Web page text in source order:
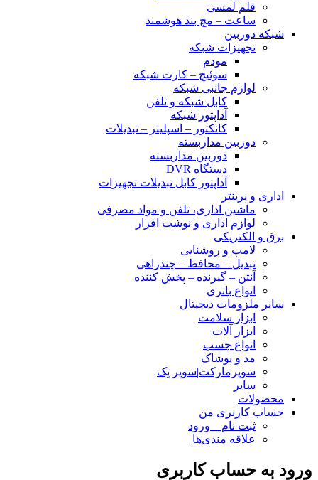
قلم لمسی
ساعت – مچ بند هوشمند
شبکه دوربین
تجهیزات شبکه
مودم
سوئیچ – کارت شبکه
لوازم جانبی شبکه
کابل شبکه و تلفن
آداپتور شبکه
کانکتور – اسپلیتر – تبدیلات
دوربین مداربسته
دوربین مداربسته
دستگاه DVR
آداپتور کابل تبدیلات تجهیزات
اداری و پرینتر
ماشین اداری، تلفن و مواد مصرفی
لوازم اداری و نوشت افزار
برق و الکتریکی
لامپ و روشنایی
تبدیل – محافظ – چندراهی
آنتن – گیرنده – پخش کننده
انواع باتری
سایر ملزومات دیجیتال
ابزار سلامت
ابزار آلات
انواع چسب
مد و پوشاک
سوپرمارکت|سوپر تِک
سایر
محصولات
حساب کاربری من
ثبت نام _ ورود
علاقه مندی‌ها
ورود به حساب کاربری